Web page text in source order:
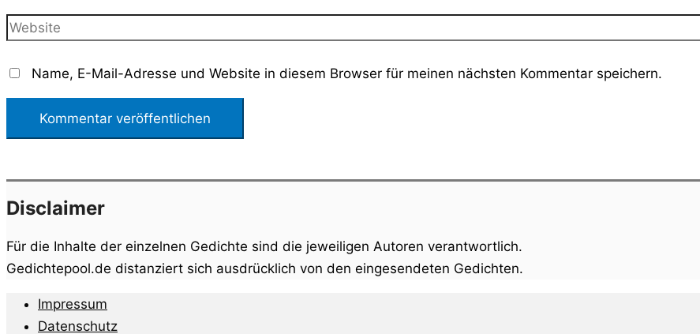
Adresse*
Website
Name, E-Mail-Adresse und Website in diesem Browser für meinen nächsten Kommentar speichern.
Disclaimer
Für die Inhalte der einzelnen Gedichte sind die jeweiligen Autoren verantwortlich.
Gedichtepool.de distanziert sich ausdrücklich von den eingesendeten Gedichten.
Impressum
Datenschutz